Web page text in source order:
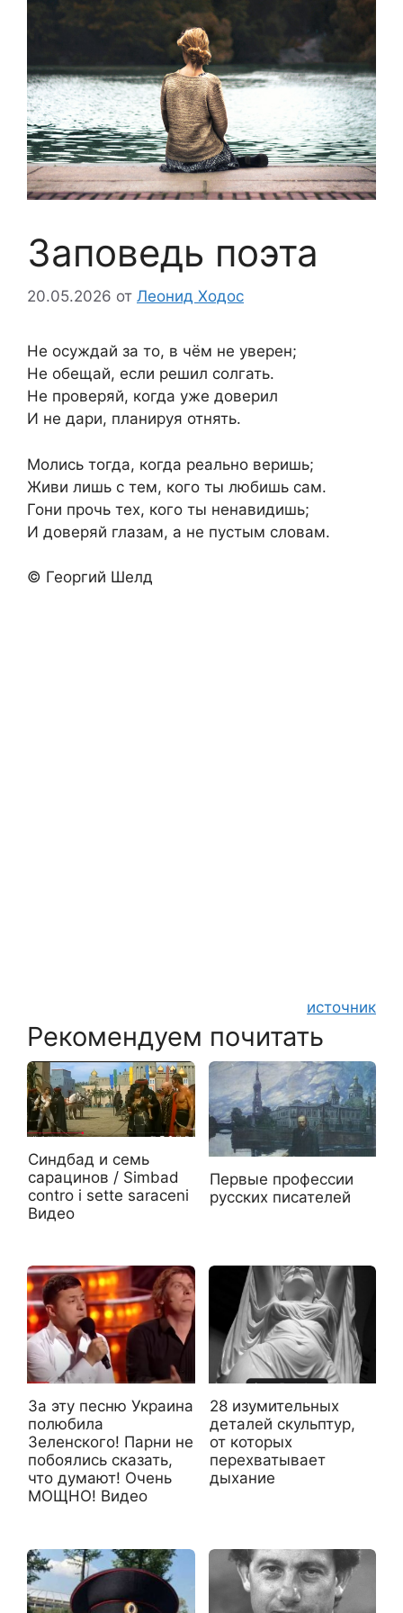
Заповедь поэта
20.05.2026 от Леонид Ходос
Не осуждай за то, в чём не уверен;
Не обещай, если решил солгать.
Не проверяй, когда уже доверил
И не дари, планируя отнять.
Молись тогда, когда реально веришь;
Живи лишь с тем, кого ты любишь сам.
Гони прочь тех, кого ты ненавидишь;
И доверяй глазам, а не пустым словам.
© Георгий Шелд
источник
Рекомендуем почитать
Синдбад и семь
сарацинов / Simbad
contro i sette saraceni
Видео
Первые профессии
русских писателей
За эту песню Украина
полюбила
Зеленского! Парни не
побоялись сказать,
что думают! Очень
МОЩНО! Видео
28 изумительных
деталей скульптур,
от которых
перехватывает
дыхание